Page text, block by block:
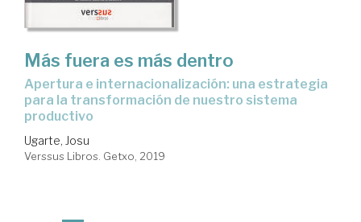
Más fuera es más dentro
apertura e internacionalización: una estrategia
para la transformación de nuestro sistema
productivo
Ugarte, Josu
Verssus Libros. Getxo, 2019